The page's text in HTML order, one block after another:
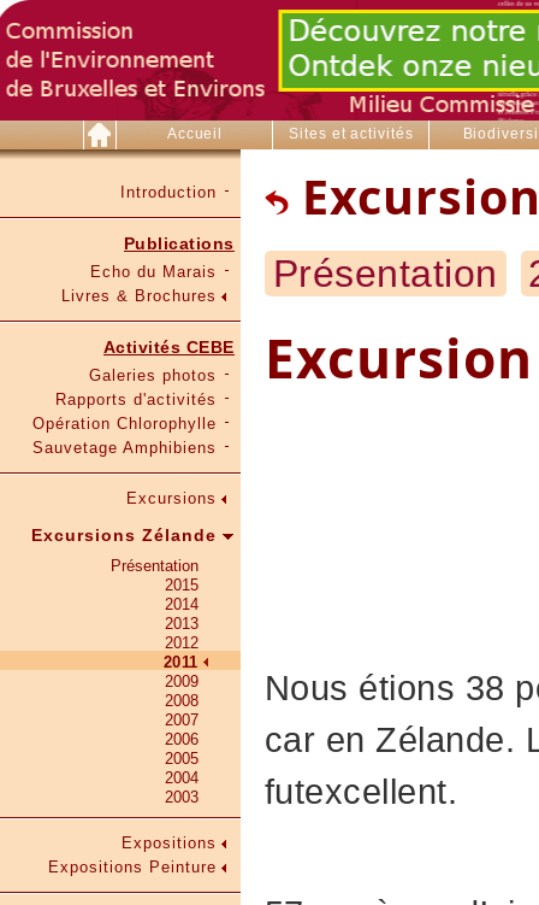
Accueil Sites et activités
Introduction
Publications
Echo du Marais
Livres & Brochures
Activités CEBE
Galeries photos
Rapports d'activités
Opération Chlorophylle
Sauvetage Amphibiens
Excursions
Excursions Zélande
Présentation
2015
2014
2013
2012
2011
2009
2008
2007
2006
2005
2004
2003
Expositions
Expositions Peinture
Présentation
Nous étions 38
car en Zélande.
futexcellent.